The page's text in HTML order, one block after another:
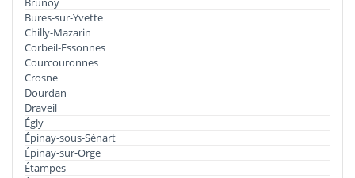
Bures-sur-Yvette
Chilly-Mazarin
Corbeil-Essonnes
Courcouronnes
Crosne
Dourdan
Draveil
Égly
Épinay-sous-Sénart
Épinay-sur-Orge
Étampes